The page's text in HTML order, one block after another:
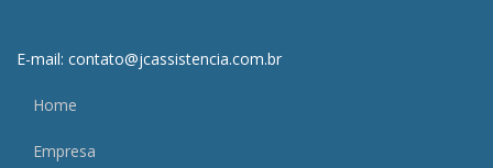
E-mail: contato@jcassistencia.com.br
Home
Empresa